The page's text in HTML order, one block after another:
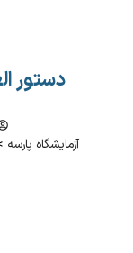
دستور
آزمایشگاه پارسه